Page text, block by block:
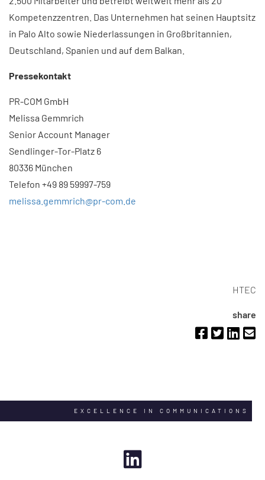
Kompetenzzentren. Das Unternehmen hat seinen Hauptsitz
in Palo Alto sowie Niederlassungen in Großbritannien,
Deutschland, Spanien und auf dem Balkan.​
Pressekontakt
PR-COM GmbH
Melissa Gemmrich
Senior Account Manager
Sendlinger-Tor-Platz 6
80336 München
Telefon +49 89 59997-759
melissa.gemmrich@pr-com.de
HTEC
share
EXCELLENCE IN COMMUNICATIONS